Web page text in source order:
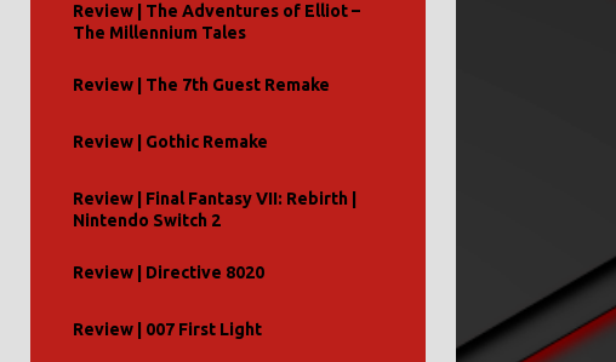
Review | The Adventures of Elliot –
The Millennium Tales
Review | The 7th Guest Remake
Review | Gothic Remake
Review | Final Fantasy VII: Rebirth |
Nintendo Switch 2
Review | Directive 8020
Review | 007 First Light